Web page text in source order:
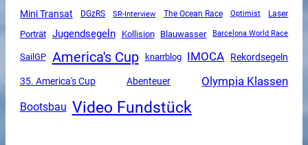
Mini Transat DGzRS SR-Interview The Ocean Race Optimist Laser
Porträt Jugendsegeln Kollision Blauwasser Barcelona World Race
SailGP America's Cup knarrblog IMOCA Rekordsegeln
35. America's Cup Abenteuer Olympia Klassen
Bootsbau Video Fundstück